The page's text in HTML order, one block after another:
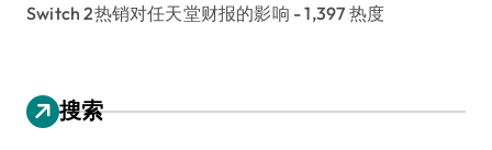
Switch 2热销对任天堂财报的影响 - 1,397 热度
搜索